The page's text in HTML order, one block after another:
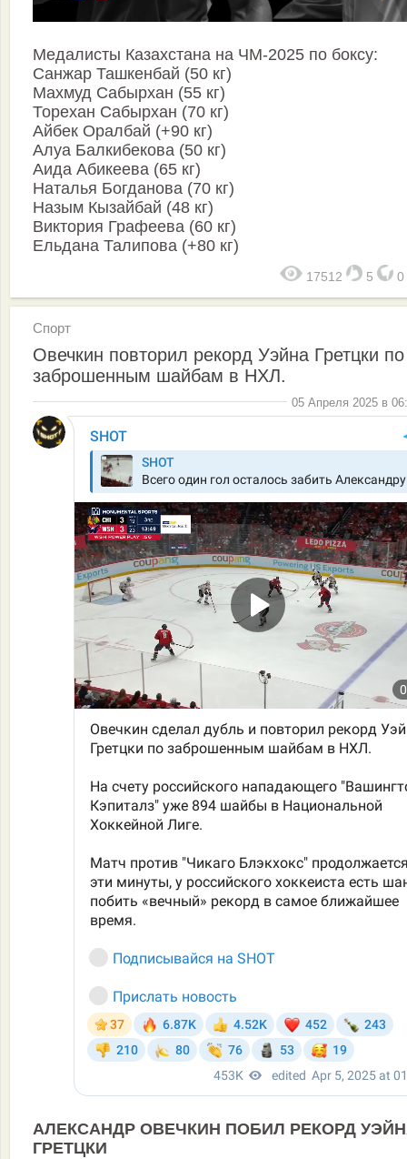
Медалисты Казахстана на ЧМ-2025 по боксу:
Санжар Ташкенбай (50 кг)
Махмуд Сабырхан (55 кг)
Торехан Сабырхан (70 кг)
Айбек Оралбай (+90 кг)
Алуа Балкибекова (50 кг)
Аида Абикеева (65 кг)
Наталья Богданова (70 кг)
Назым Кызайбай (48 кг)
Виктория Графеева (60 кг)
Ельдана Талипова (+80 кг)
17512 5 0
Спорт
Овечкин повторил рекорд Уэйна Гретцки по
заброшенным шайбам в НХЛ.
05 Апреля 2025 в
АЛЕКСАНДР ОВЕЧКИН ПОБИЛ РЕКОРД
ГРЕТЦКИ